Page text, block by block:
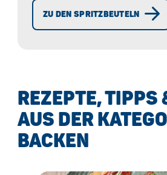
ZU DEN SPRITZBEUTELN
REZEPTE, TIPPS
AUS DER
BACKEN